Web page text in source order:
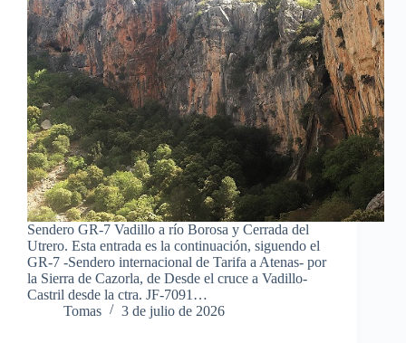
Sendero GR-7 Vadillo a río Borosa y Cerrada del
Utrero. Esta entrada es la continuación, siguendo el
GR-7 -Sendero internacional de Tarifa a Atenas- por
la Sierra de Cazorla, de Desde el cruce a Vadillo-
Castril desde la ctra. JF-7091…
Tomas
3 de julio de 2026